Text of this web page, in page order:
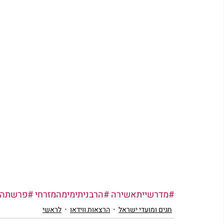
#מדרשייתאשירה#הרבניתימימהמזרחי
חגים ומועדי ישראל הרצאות ווידאו לראשי